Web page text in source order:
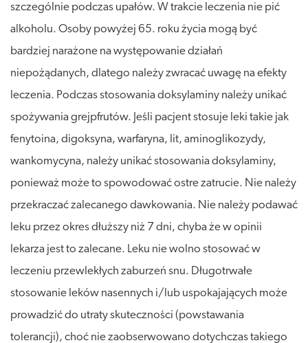
szczególnie podczas upałów. W trakcie leczenia nie pić
alkoholu. Osoby powyżej 65. roku życia mogą być
bardziej narażone na występowanie działań
niepożądanych, dlatego należy zwracać uwagę na efekty
leczenia. Podczas stosowania doksylaminy należy unikać
spożywania grejpfrutów. Jeśli pacjent stosuje leki takie jak
fenytoina, digoksyna, warfaryna, lit, aminoglikozydy,
wankomycyna, należy unikać stosowania doksylaminy,
ponieważ może to spowodować ostre zatrucie. Nie należy
przekraczać zalecanego dawkowania. Nie należy podawać
leku przez okres dłuższy niż 7 dni, chyba że w opinii
lekarza jest to zalecane. Leku nie wolno stosować w
leczeniu przewlekłych zaburzeń snu. Długotrwałe
stosowanie leków nasennych i/lub uspokajających może
prowadzić do utraty skuteczności (powstawania
tolerancji), choć nie zaobserwowano dotychczas takiego